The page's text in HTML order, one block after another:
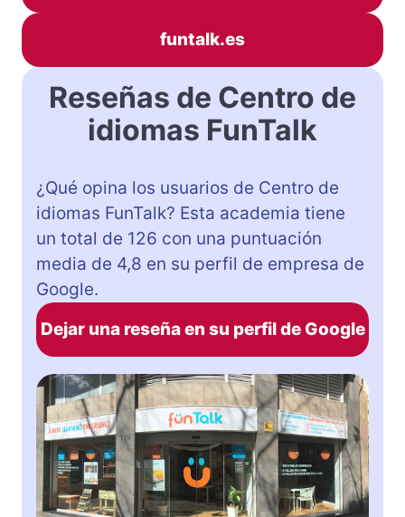
funtalk.es
Reseñas de Centro de
idiomas FunTalk
¿Qué opina los usuarios de Centro de
idiomas FunTalk? Esta academia tiene
un total de 126 con una puntuación
media de 4,8 en su perfil de empresa de
Google.
Dejar una reseña en su perfil de Google